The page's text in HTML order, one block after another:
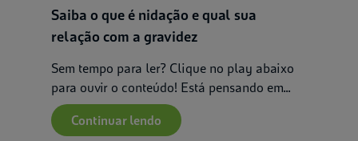
Saiba o que é nidação e qual sua
relação com a gravidez
Sem tempo para ler? Clique no play abaixo
para ouvir o conteúdo! Está pensando em...
Continuar lendo